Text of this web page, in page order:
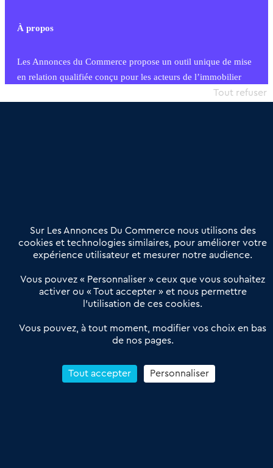
À propos
Les Annonces du Commerce propose un outil unique de mise
en relation qualifiée conçu pour les acteurs de l’immobilier
commercial et les collectivités territoriales, simple et intégrant
Offres Pro
Actualités
Qui sommes nous ?
Derniers articles
Réseau 3C : un partenaire national dédié aux transactions
Petitscommerces : Un partenariat au service du commerce de
proximité et des territoires
Reprendre un Restaurant Rapide
Sur Les Annonces Du Commerce nous utilisons des
cookies et technologies similaires, pour améliorer votre
expérience utilisateur et mesurer notre audience.
Vous pouvez « Personnaliser » ceux que vous souhaitez
activer ou « Tout accepter » et nous permettre
l’utilisation de ces cookies.
Vous pouvez, à tout moment, modifier vos choix en bas
de nos pages.
Tout accepter
Tout refuser
Personnaliser